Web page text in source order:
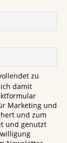
zu
damit
Marketing und
und zum
und genutzt